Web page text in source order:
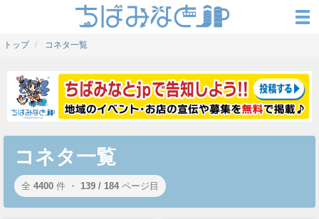
トップ コネタ一覧
コネタ一覧
全 4400 件 ・ 139 / 184 ページ目